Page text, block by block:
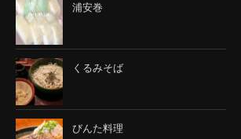
浦安巻
くるみそば
びんた料理